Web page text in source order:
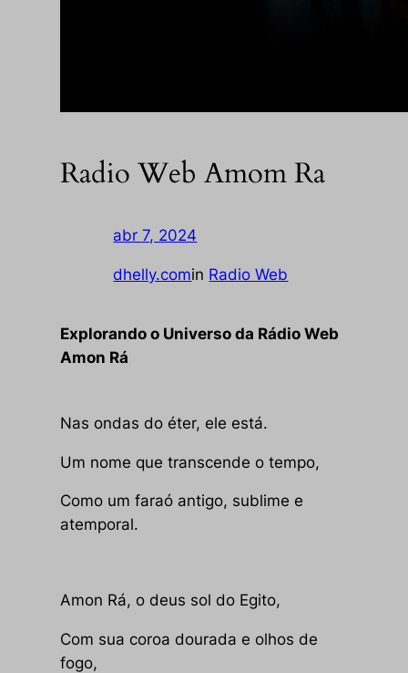
Radio Web Amom Ra
abr 7, 2024
dhelly.comin Radio Web
Explorando o Universo da Rádio Web
Amon Rá
Nas ondas do éter, ele está.
Um nome que transcende o tempo,
Como um faraó antigo, sublime e
atemporal.
Amon Rá, o deus sol do Egito,
Com sua coroa dourada e olhos de
fogo,